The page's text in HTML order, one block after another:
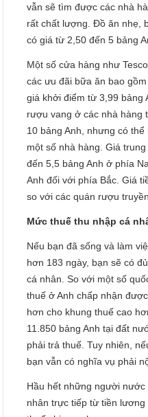
vẫn sẽ tìm được các nhà
rất chất lượng. Đồ ăn nhẹ,
có giá từ 2,50 đến 5 bảng
Một số cửa hàng như
các ưu đãi bữa ăn bao
giá khởi điểm từ 3,99 bảng
rượu vang ở các nhà hàng
10 bảng Anh, nhưng có
một số nhà hàng. Giá
đến 5,5 bảng Anh ở phía
Anh đối với phía Bắc. Giá
so với các quán rượu
Mức thuế thu nhập cá
Nếu bạn đã sống và làm
hơn 183 ngày, bạn sẽ có
cá nhân. So với một số
thuế ở Anh chấp nhận
hơn cho khung thuế cao
11.850 bảng Anh tại đất
phải trả thuế. Tuy nhiên,
bạn vẫn có nghĩa vụ phải
Hầu hết những người
nhân trực tiếp từ tiền